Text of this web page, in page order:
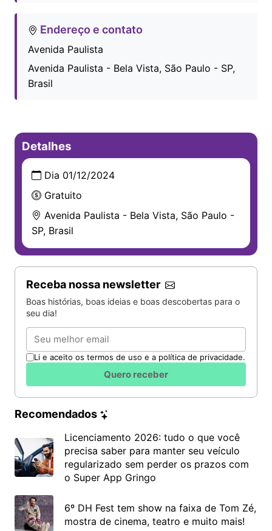
Endereço e contato
Avenida Paulista
Avenida Paulista - Bela Vista, São Paulo - SP,
Brasil
Detalhes
Dia 01/12/2024
Gratuito
Avenida Paulista - Bela Vista, São Paulo -
SP, Brasil
Receba nossa newsletter
Boas histórias, boas ideias e boas descobertas para o
seu dia!
Email
Li e aceito os termos de uso e a política de privacidade.
Quero receber
Recomendados
Licenciamento 2026: tudo o que você
precisa saber para manter seu veículo
regularizado sem perder os prazos com
o Super App Gringo
6º DH Fest tem show na faixa de Tom Zé,
mostra de cinema, teatro e muito mais!